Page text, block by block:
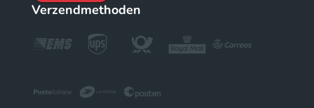
Verzendmethoden